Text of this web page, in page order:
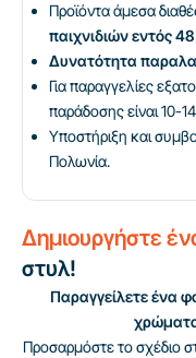
Προϊόντα άμεσα
παιχνιδιών εντός
Δυνατότητα
Για παραγγελίες
παράδοσης είναι 10-
Υποστήριξη και
Πολωνία.
Δημιουργήστε
στυλ!
Παραγγείλετε ένα
Προσαρμόστε το σχέδιο